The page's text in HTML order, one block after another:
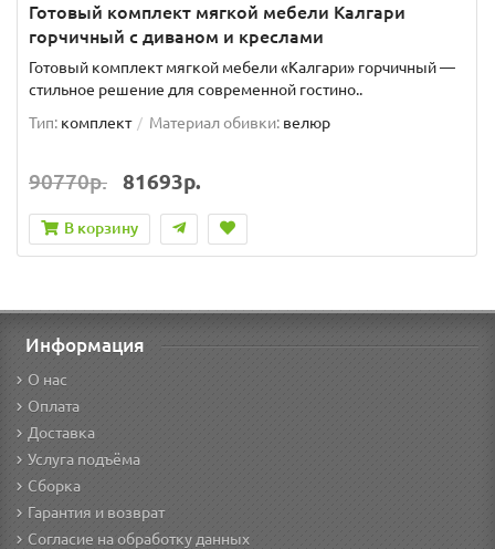
Готовый комплект мягкой мебели Калгари
горчичный с диваном и креслами
Готовый комплект мягкой мебели «Калгари» горчичный —
стильное решение для современной гостино..
Тип: комплект Материал обивки: велюр
90770р. 81693р.
В корзину
Информация
О нас
Оплата
Доставка
Услуга подъёма
Сборка
Гарантия и возврат
Согласие на обработку данных